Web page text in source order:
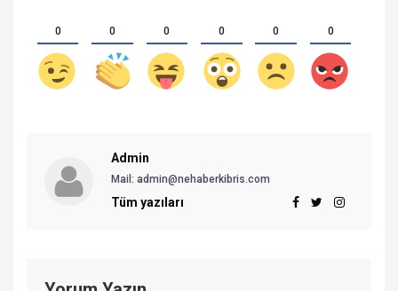
0 0 0 0 0 0
Admin
Mail: admin@nehaberkibris.com
Tüm yazıları